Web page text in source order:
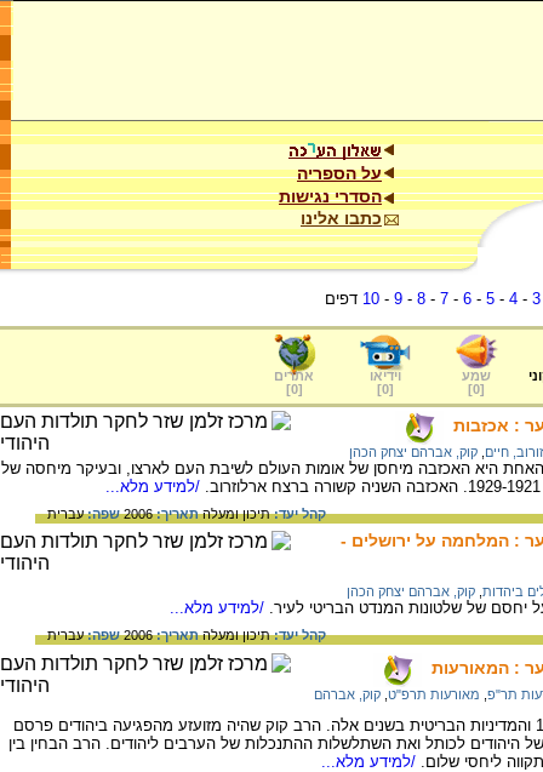
על הספריה
הסדרי נגישות
כתבו אלינו
3
-
4
-
5
-
6
-
7
-
8
-
9
-
10 דפים
שמע
[
0
]
וידיאו
[
0
]
אתרים
[
0
]
: אכזבות
חיים קוק, אברהם יצחק הכהן
היא האכזבה מיחסן של אומות העולם לשיבת העם לארצו, ובעיקר מיחסה של
/למידע מלא...
קהל יעד:תיכון ומעלהתאריך:2006 שפה:עברית
: המלחמה על ירושלים -
ביהדות קוק, אברהם יצחק הכהן
יחסם של שלטונות המנדט הבריטי לעיר. /למידע מלא...
קהל יעד:תיכון ומעלהתאריך:2006 שפה:עברית
: המאורעות
תר"פ מאורעות תרפ"ט קוק, אברהם
תיואר הפרעות של הערבים בשנים 1929-1921 והמדיניות הבריטית בשנים אלה. הרב קוק שהיה מזועזע מהפגיעה ביהודים פרסם
היהודים לכותל ואת השתלשלות ההתנכלות של הערבים ליהודים. הרב הבחין בין
ליחסי שלום. /למידע מלא...